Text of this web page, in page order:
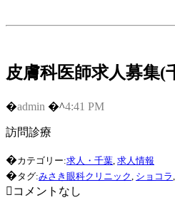
皮膚科医師求人募集(
�admin �^4:41 PM
訪問診療
�カテゴリー:求人・千葉 求人情報
�タグ:みさき眼科クリニック ショコラ
コメントなし